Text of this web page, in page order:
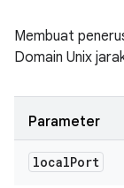
Membuat
Domain Unix
Parameter
localPort